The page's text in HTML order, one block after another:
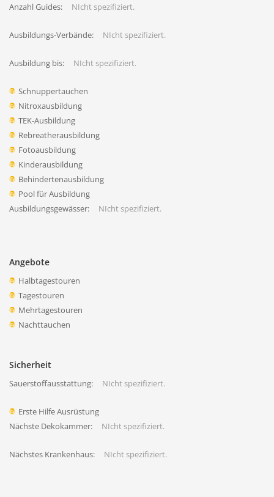
Anzahl Guides: NIcht spezifiziert.
Ausbildungs-Verbände: NIcht spezifiziert.
Ausbildung bis: NIcht spezifiziert.
Schnuppertauchen
Nitroxausbildung
TEK-Ausbildung
Rebreatherausbildung
Fotoausbildung
Kinderausbildung
Behindertenausbildung
Pool für Ausbildung
Ausbildungsgewässer:
NIcht spezifiziert.
Angebote
Halbtagestouren
Tagestouren
Mehrtagestouren
Nachttauchen
Sicherheit
Sauerstoffausstattung: NIcht spezifiziert.
Erste Hilfe Ausrüstung
Nächste Dekokammer:
NIcht spezifiziert.
Nächstes Krankenhaus: NIcht spezifiziert.